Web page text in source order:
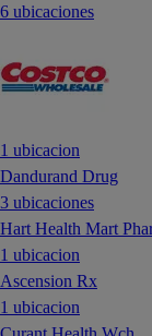
6 ubicaciones
1 ubicacion
Dandurand Drug
3 ubicaciones
Hart Health Mart
1 ubicacion
Ascension Rx
1 ubicacion